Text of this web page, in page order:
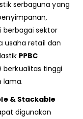
serbaguna yang
berbagai sektor
usaha retail dan
PPBC
berkualitas tinggi
lama.
& Stackable
digunakan